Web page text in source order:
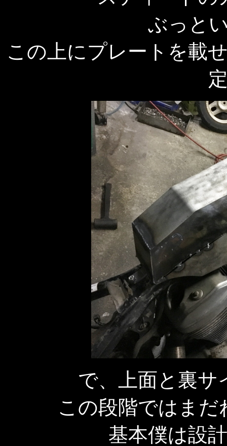
ぶっと
この上にプレートを載
で、上面と裏サ
この段階ではま
基本僕は設